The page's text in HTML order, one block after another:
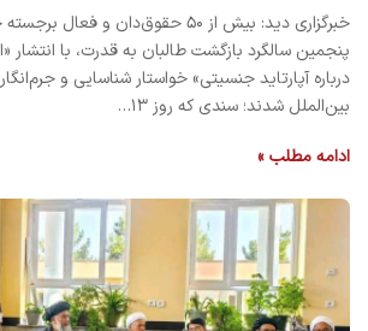
خبرگزاری دید: بیش از ۵۰ حقوق‌دان و
پنجمین سالگرد بازگشت طالبان به قدرت، با انتشار
درباره آپارتاید جنسیتی» خواستار شناسایی و
بین‌الملل شدند؛ سندی که روز ۱۳…
ادامه مطلب »